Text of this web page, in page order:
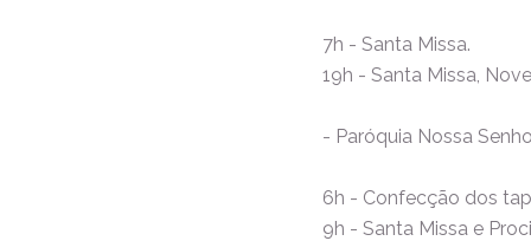
7h - Santa Missa.
19h - Santa Missa,
- Paróquia Nossa
6h - Confecção dos
9h - Santa Missa e